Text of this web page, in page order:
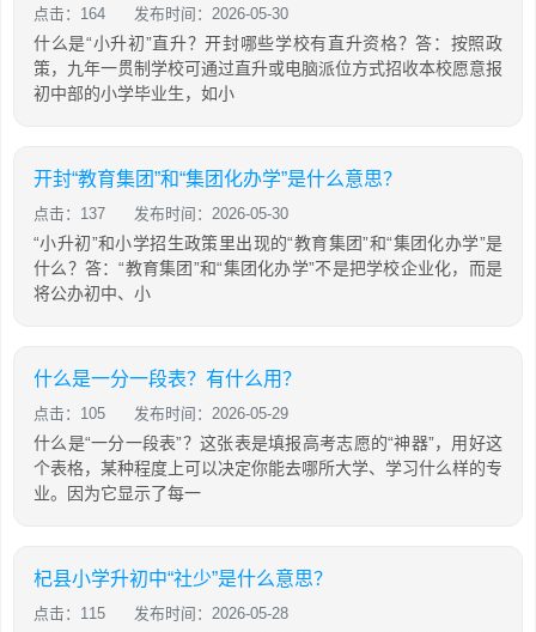
点击：164 发布时间：2026-05-30
什么是“小升初”直升？开封哪些学校有直升资格？答：按照政
策，九年一贯制学校可通过直升或电脑派位方式招收本校愿意报
初中部的小学毕业生，如小
开封“教育集团”和“集团化办学”是什么意思？
点击：137 发布时间：2026-05-30
“小升初”和小学招生政策里出现的“教育集团”和“集团化办学”是
什么？答：“教育集团”和“集团化办学”不是把学校企业化，而是
将公办初中、小
什么是一分一段表？有什么用？
点击：105 发布时间：2026-05-29
什么是“一分一段表”？这张表是填报高考志愿的“神器”，用好这
个表格，某种程度上可以决定你能去哪所大学、学习什么样的专
业。因为它显示了每一
杞县小学升初中“社少”是什么意思？
点击：115 发布时间：2026-05-28